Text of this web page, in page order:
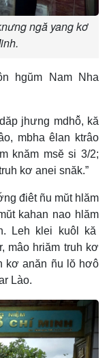
ngă yang kơ
hgŭm Nam Nha
jhưng mdhô̆, kă
mbha êlan ktrâo
knăm msĕ si 3/2;
kơ anei snăk.”
điêt ñu mŭt hlăm
kahan nao hlăm
Leh klei kuôl kă
mâo hriăm truh kơ
kơ anăn ñu lŏ hơô
Lào.